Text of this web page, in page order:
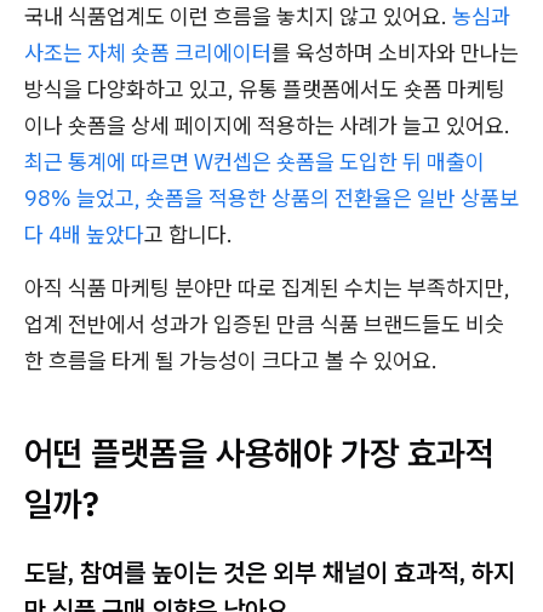
국내 식품업계도 이런 흐름을 놓치지 않고 있어요. 농심과
사조는 자체 숏폼 크리에이터를 육성하며 소비자와 만나는
방식을 다양화하고 있고, 유통 플랫폼에서도 숏폼 마케팅
이나 숏폼을 상세 페이지에 적용하는 사례가 늘고 있어요.
최근 통계에 따르면 W컨셉은 숏폼을 도입한 뒤 매출이
98% 늘었고, 숏폼을 적용한 상품의 전환율은 일반 상품보
다 4배 높았다고 합니다.
아직 식품 마케팅 분야만 따로 집계된 수치는 부족하지만,
업계 전반에서 성과가 입증된 만큼 식품 브랜드들도 비슷
한 흐름을 타게 될 가능성이 크다고 볼 수 있어요.
어떤 플랫폼을 사용해야 가장 효과적
일까?
도달, 참여를 높이는 것은 외부 채널이 효과적, 하지